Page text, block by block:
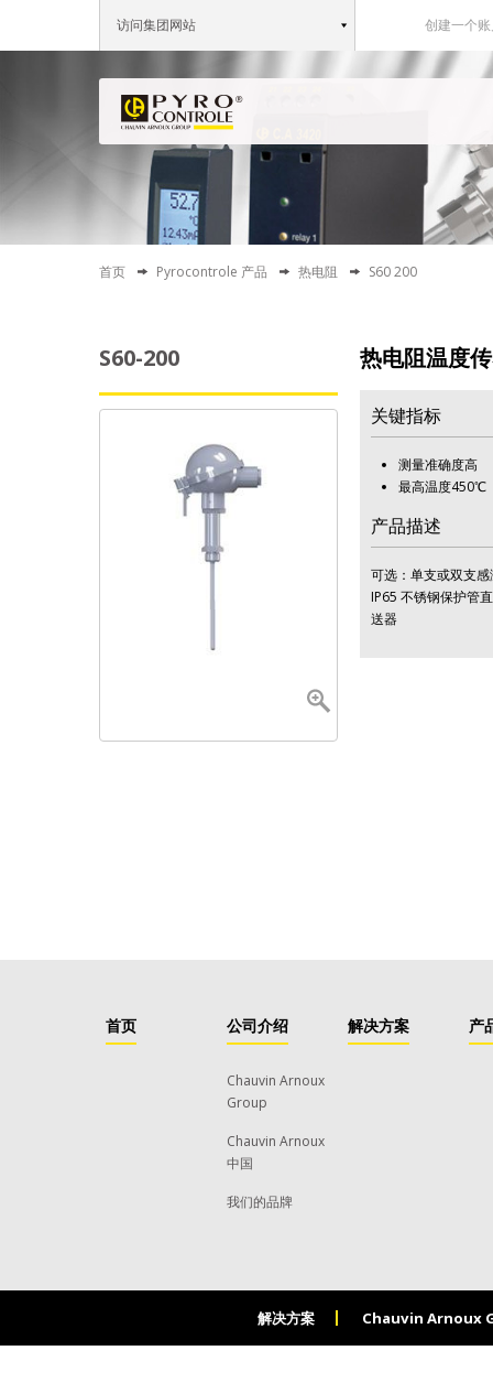
访问集团网站 创建一个
首页 Pyrocontrole 产品 热电阻 S60 200
S60-200 热电阻温度
关键指标
测量准确度高
最高温度450℃
产品描述
可选：单支或双支
IP65 不锈钢保护管
送器
首页 公司介绍
Chauvin Arnoux
Group
Chauvin Arnoux
中国
我们的品牌
解决方案 产
解决方案 Chauvin Arnoux